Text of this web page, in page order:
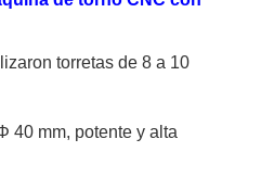
torretas de 8 a 10
40 mm, potente y alta